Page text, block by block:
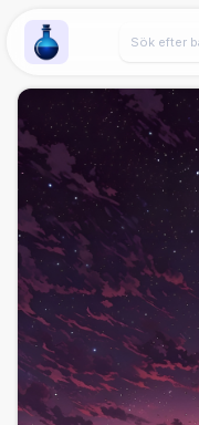
Wallpaper Alchemy